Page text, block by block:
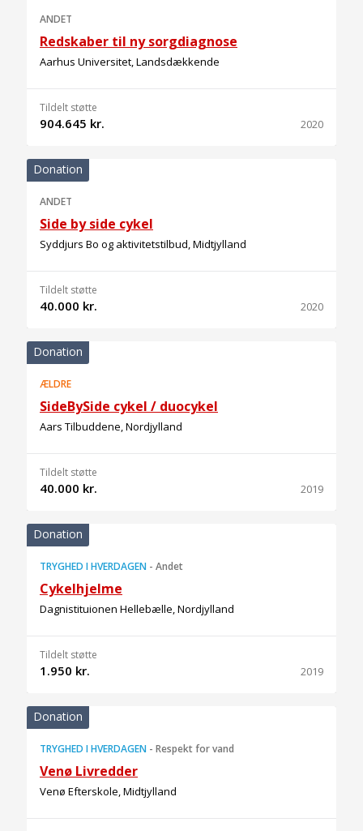
ANDET
Redskaber til ny sorgdiagnose
Aarhus Universitet, Landsdækkende
Tildelt støtte
904.645 kr. 2020
Donation
ANDET
Side by side cykel
Syddjurs Bo og aktivitetstilbud, Midtjylland
Tildelt støtte
40.000 kr. 2020
Donation
ÆLDRE
SideBySide cykel / duocykel
Aars Tilbuddene, Nordjylland
Tildelt støtte
40.000 kr. 2019
Donation
TRYGHED I HVERDAGEN - Andet
Cykelhjelme
Dagnistituionen Hellebælle, Nordjylland
Tildelt støtte
1.950 kr. 2019
Donation
TRYGHED I HVERDAGEN - Respekt for vand
Venø Livredder
Venø Efterskole, Midtjylland